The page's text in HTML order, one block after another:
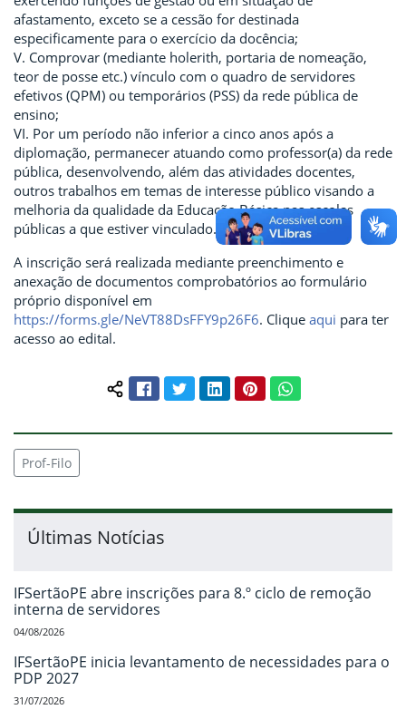
afastamento, exceto se a cessão for destinada
especificamente para o exercício da docência;
V. Comprovar (mediante holerith, portaria de nomeação,
teor de posse etc.) vínculo com o quadro de servidores
efetivos (QPM) ou temporários (PSS) da rede pública de
ensino;
VI. Por um período não inferior a cinco anos após a
diplomação, permanecer atuando como professor(a) da rede
pública, desenvolvendo, além das atividades docentes,
outros trabalhos em temas de interesse público visando a
melhoria da qualidade da Educação Básica nas escolas
públicas a que estiver vinculado.
A inscrição será realizada mediante preenchimento e
anexação de documentos comprobatórios ao formulário
próprio disponível em
https://forms.gle/NeVT88DsFFY9p26F6. Clique aqui para ter
acesso ao edital.
Compartilhar conteúdo:
FacebookTwitterLinkedInPinterestWhatsApp
Prof-Filo
Últimas Notícias
IFSertãoPE abre inscrições para 8.º ciclo de remoção
interna de servidores
04/08/2026
IFSertãoPE inicia levantamento de necessidades para o
PDP 2027
31/07/2026